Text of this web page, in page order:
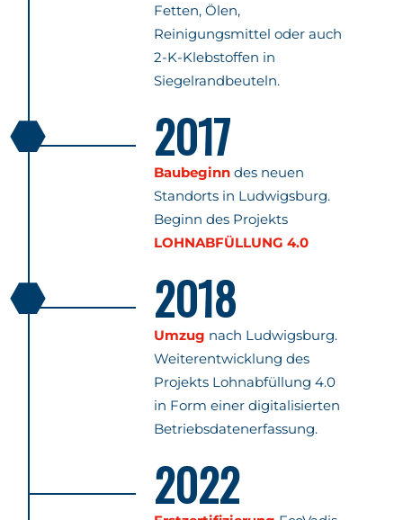
Fetten, Ölen,
Reinigungsmittel oder auch
2-K-Klebstoffen in
Siegelrandbeuteln.
2017
Baubeginn des neuen
Standorts in Ludwigsburg.
Beginn des Projekts
LOHNABFÜLLUNG 4.0
2018
Umzug nach Ludwigsburg.
Weiterentwicklung des
Projekts Lohnabfüllung 4.0
in Form einer digitalisierten
Betriebsdatenerfassung.
2022